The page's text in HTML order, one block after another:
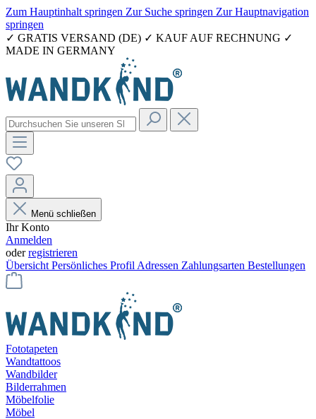
Zum Hauptinhalt springen Zur Suche springen Zur Hauptnavigation
springen
✓ GRATIS VERSAND (DE) ✓ KAUF AUF RECHNUNG ✓
MADE IN GERMANY
Menü schließen
Ihr Konto
Anmelden
oderregistrieren
Übersicht Persönliches Profil Adressen Zahlungsarten Bestellungen
Fototapeten
Wandtattoos
Wandbilder
Bilderrahmen
Möbelfolie
Möbel